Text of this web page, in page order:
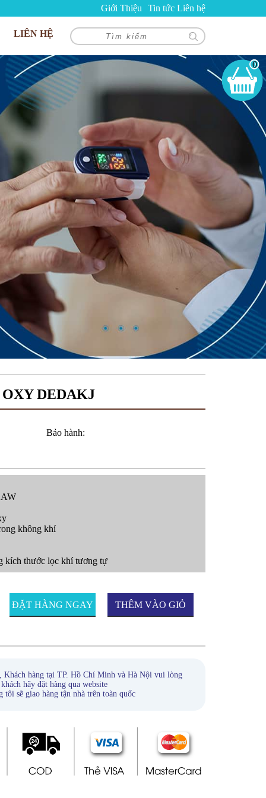
Giới Thiệu Tin tức Liên hệ
LIÊN HỆ
0
DEDAKJ
Bảo hành:
không khí
kích thước lọc khí tương tự
ĐẶT HÀNG NGAY THÊM VÀO GIỎ
Khách hàng tại TP. Hồ Chí Minh và Hà Nội vui lòng
hãy đặt hàng qua website
sẽ giao hàng tận nhà trên toàn quốc